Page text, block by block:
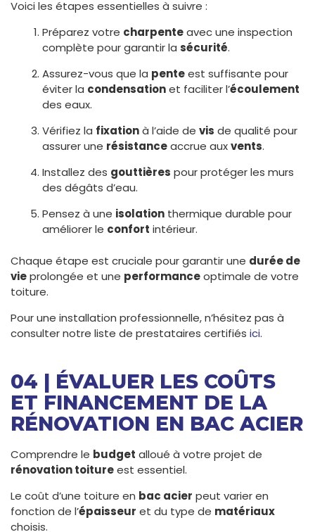
Voici les étapes essentielles à suivre :
Préparez votre charpenteavec une inspection
complète pour garantir la sécurité.
Assurez-vous que la penteest suffisante pour
éviter la condensationet faciliter l’écoulement
des eaux.
Vérifiez la fixationà l’aide de vis de qualité pour
assurer une résistanceaccrue auxvents.
Installez des gouttières pour protéger les murs
des dégâts d’eau.
Pensez à une isolation thermique durable pour
améliorer le confort intérieur.
Chaque étape est cruciale pour garantir une durée de
vieprolongée et une performanceoptimale de votre
toiture.
Pour une installation professionnelle, n’hésitez pas à
consulter notre liste de prestataires certifiés ici.
04 | ÉVALUER LES COÛTS
ET FINANCEMENT DE LA
RÉNOVATION EN BAC ACIER
Comprendre le budget alloué à votre projet de
rénovation toitureest essentiel.
Le coût d’une toiture en bac acier peut varier en
fonction de l’épaisseur et du type de matériaux
choisis.